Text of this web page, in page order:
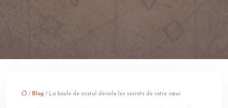
/ Blog / La boule de cristal dévoile les secrets de votre cœur